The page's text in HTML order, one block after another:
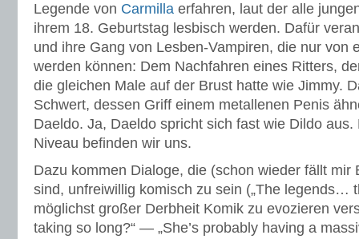
Legende von Carmilla erfahren, laut der alle
ihrem 18. Geburtstag lesbisch werden. Dafür
und ihre Gang von Lesben-Vampiren, die nur von
werden können: Dem Nachfahren eines Ritters,
die gleichen Male auf der Brust hatte wie Jimmy.
Schwert, dessen Griff einem metallenen Penis
Daeldo. Ja, Daeldo spricht sich fast wie Dildo aus.
Niveau befinden wir uns.
Dazu kommen Dialoge, die (schon wieder fällt mir
sind, unfreiwillig komisch zu sein („The legends…
möglichst großer Derbheit Komik zu evozieren
taking so long?“ — „She’s probably having a